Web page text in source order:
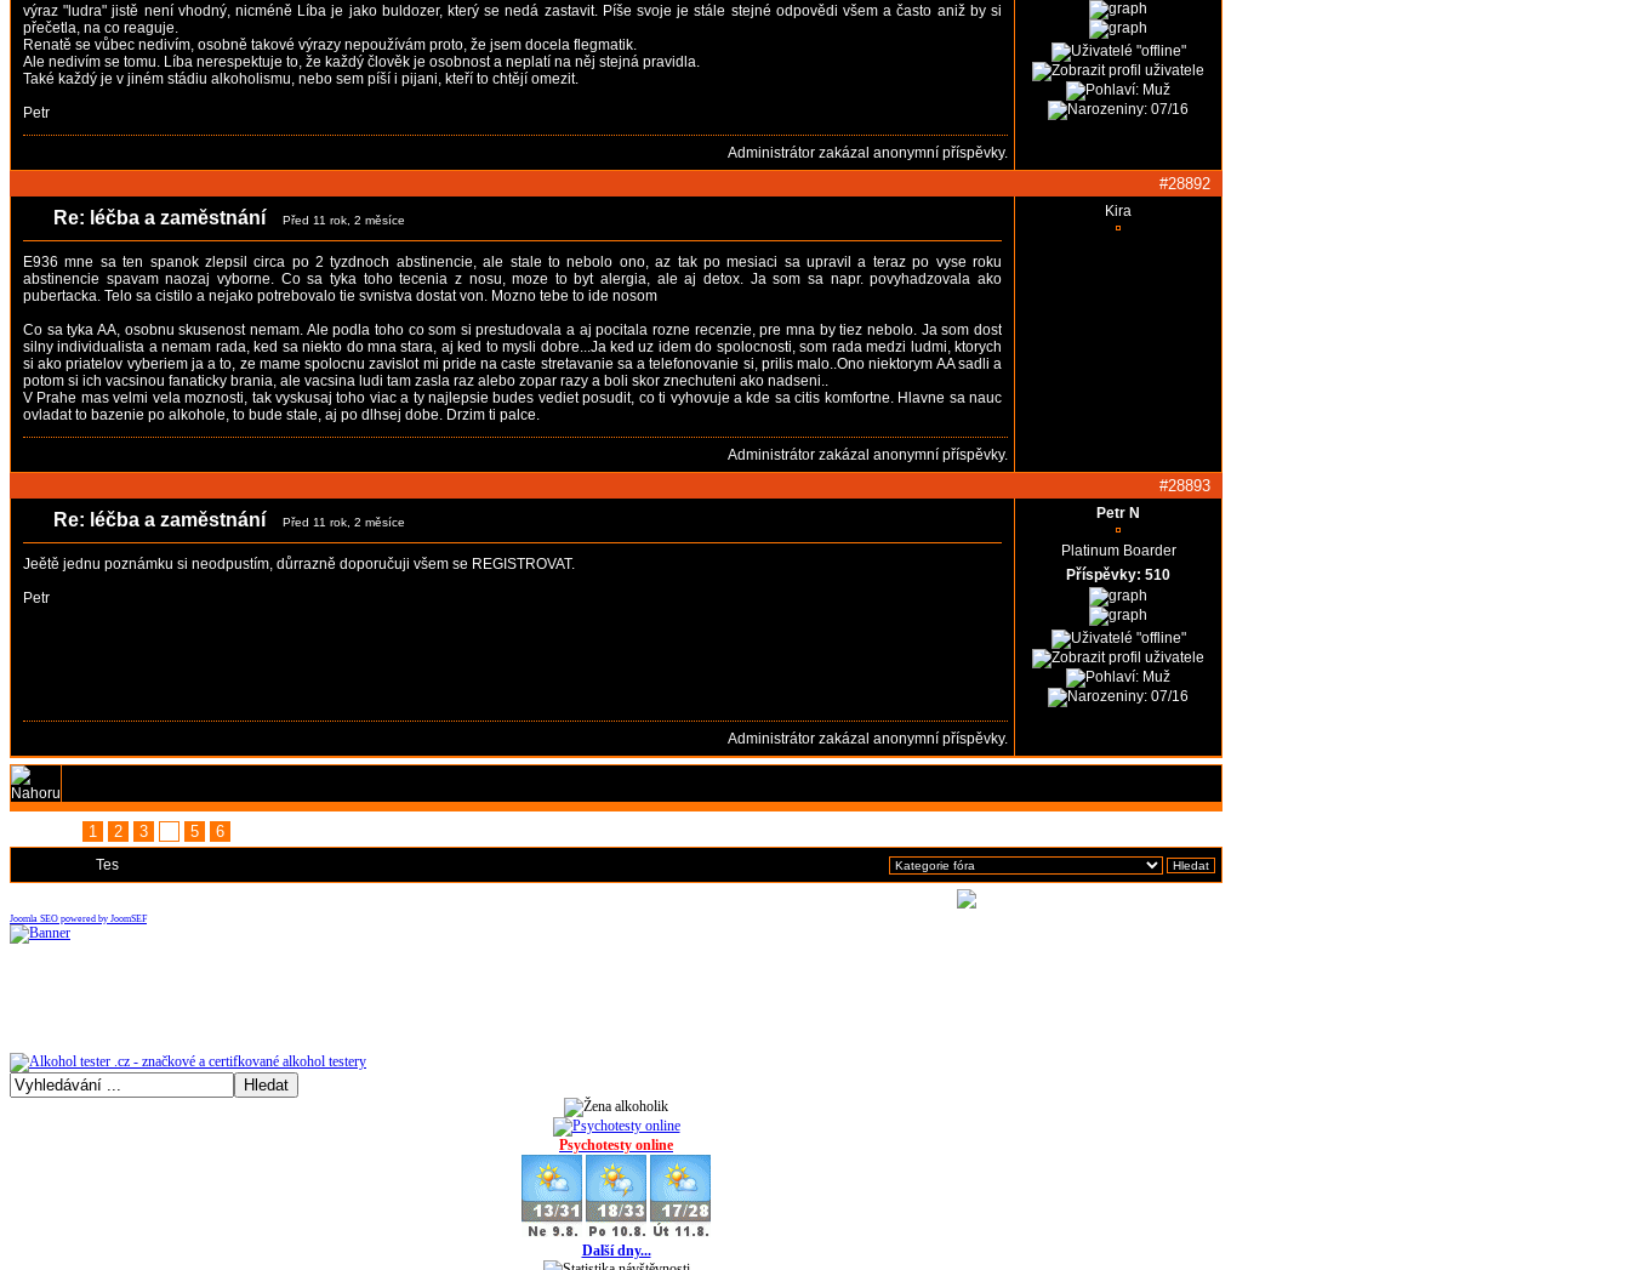
výraz "ludra" jistě není vhodný, nicméně Líba je jako buldozer, který se nedá zastavit. Píše svoje je stále stejné odpovědi všem a často aniž by si
přečetla, na co reaguje.
Renatě se vůbec nedivím, osobně takové výrazy nepoužívám proto, že jsem docela flegmatik.
Ale nedivím se tomu. Líba nerespektuje to, že každý člověk je osobnost a neplatí na něj stejná pravidla.
Také každý je v jiném stádiu alkoholismu, nebo sem píší i pijani, kteří to chtějí omezit.
Petr
Administrátor zakázal anonymní příspěvky.
#28892
Re: léčba a zaměstnání Před 11 rok, 2 měsíce
E936 mne sa ten spanok zlepsil circa po 2 tyzdnoch abstinencie, ale stale to nebolo ono, az tak po mesiaci sa upravil a teraz po vyse roku
abstinencie spavam naozaj vyborne. Co sa tyka toho tecenia z nosu, moze to byt alergia, ale aj detox. Ja som sa napr. povyhadzovala ako
pubertacka. Telo sa cistilo a nejako potrebovalo tie svnistva dostat von. Mozno tebe to ide nosom
Co sa tyka AA, osobnu skusenost nemam. Ale podla toho co som si prestudovala a aj pocitala rozne recenzie, pre mna by tiez nebolo. Ja som dost
silny individualista a nemam rada, ked sa niekto do mna stara, aj ked to mysli dobre...Ja ked uz idem do spolocnosti, som rada medzi ludmi, ktorych
si ako priatelov vyberiem ja a to, ze mame spolocnu zavislot mi pride na caste stretavanie sa a telefonovanie si, prilis malo..Ono niektorym AA sadli a
potom si ich vacsinou fanaticky brania, ale vacsina ludi tam zasla raz alebo zopar razy a boli skor znechuteni ako nadseni..
V Prahe mas velmi vela moznosti, tak vyskusaj toho viac a ty najlepsie budes vediet posudit, co ti vyhovuje a kde sa citis komfortne. Hlavne sa nauc
ovladat to bazenie po alkohole, to bude stale, aj po dlhsej dobe. Drzim ti palce.
Kira
Administrátor zakázal anonymní příspěvky.
#28893
Re: léčba a zaměstnání Před 11 rok, 2 měsíce
Jeětě jednu poznámku si neodpustím, důrrazně doporučuji všem se REGISTROVAT.
Petr
Petr N
Platinum Boarder
Příspěvky: 510
Administrátor zakázal anonymní příspěvky.
1 2 3 5 6
Tes
Joomla SEO powered by JoomSEF
Psychotesty online
Další dny...